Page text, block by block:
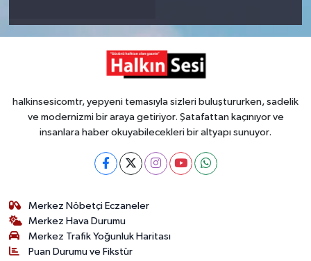
halkinsesicomtr, yepyeni temasıyla sizleri buluştururken, sadelik
ve modernizmi bir araya getiriyor. Şatafattan kaçınıyor ve
insanlara haber okuyabilecekleri bir altyapı sunuyor.
Merkez Nöbetçi Eczaneler
Merkez Hava Durumu
Merkez Trafik Yoğunluk Haritası
Puan Durumu ve Fikstür